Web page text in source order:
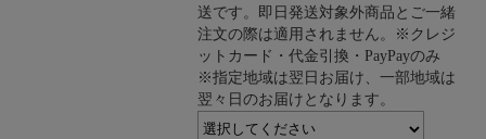
送です。即日発送対象外商品とご一緒
注文の際は適用されません。※クレジ
ットカード・代金引換・PayPayのみ
※指定地域は翌日お届け、一部地域は
翌々日のお届けとなります。